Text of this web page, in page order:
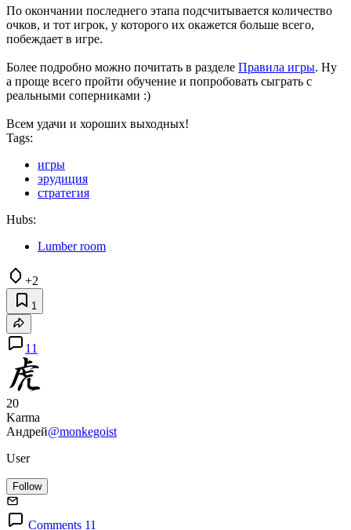
По окончании последнего этапа подсчитывается количество
очков, и тот игрок, у которого их окажется больше всего,
побеждает в игре.
Более подробно можно почитать в разделе Правила игры. Ну
а проще всего пройти обучение и попробовать сыграть с
реальными соперниками :)
Всем удачи и хороших выходных!
Tags:
игры
эрудиция
стратегия
Hubs:
Lumber room
+2
1
11
20
Karma
Андрей@monkegoist
User
Follow
Comments 11